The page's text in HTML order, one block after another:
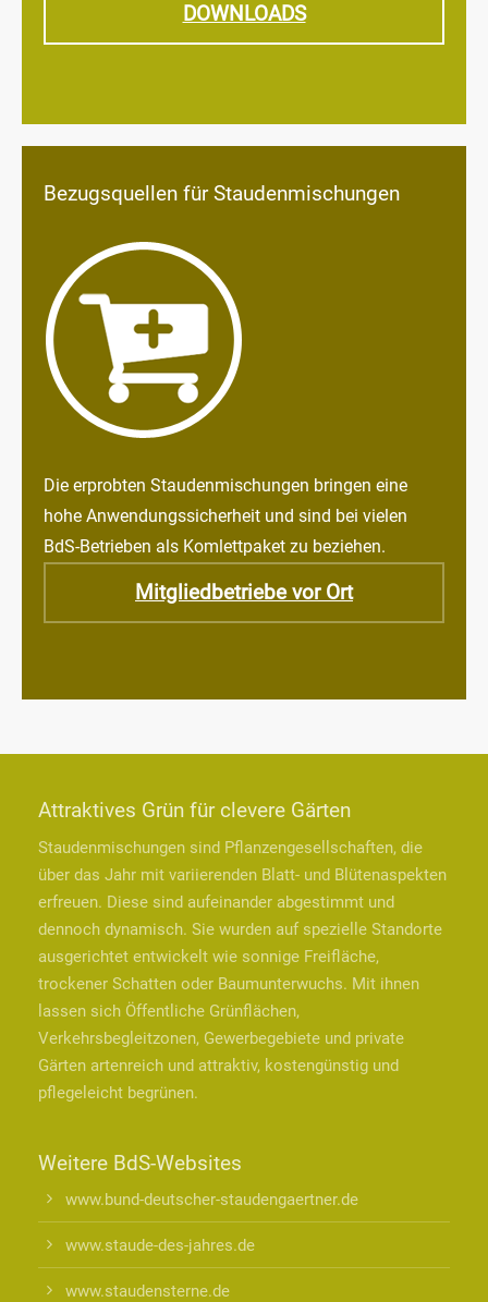
DOWNLOADS
Bezugsquellen für Staudenmischungen
Die erprobten Staudenmischungen bringen eine
hohe Anwendungssicherheit und sind bei vielen
BdS-Betrieben als Komlettpaket zu beziehen.
Mitgliedbetriebe vor Ort
Attraktives Grün für clevere Gärten
Staudenmischungen sind Pflanzengesellschaften, die
über das Jahr mit variierenden Blatt- und Blütenaspekten
erfreuen. Diese sind aufeinander abgestimmt und
dennoch dynamisch. Sie wurden auf spezielle Standorte
ausgerichtet entwickelt wie sonnige Freifläche,
trockener Schatten oder Baumunterwuchs. Mit ihnen
lassen sich Öffentliche Grünflächen,
Verkehrsbegleitzonen, Gewerbegebiete und private
Gärten artenreich und attraktiv, kostengünstig und
pflegeleicht begrünen.
Weitere BdS-Websites
www.bund-deutscher-staudengaertner.de
www.staude-des-jahres.de
www.staudensterne.de